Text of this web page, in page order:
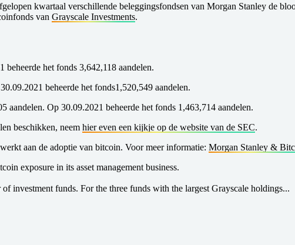
kwartaal verschillende beleggingsfondsen van Morgan Stanley de
van Grayscale Investments.
het fonds 3,642,118 aandelen.
beheerde het fonds1,520,549 aandelen.
Op 30.09.2021 beheerde het fonds 1,463,714 aandelen.
beschikken, neem hier even een kijkje op de website van de SEC.
aan de adoptie van bitcoin. Voor meer informatie: Morgan Stanley &
exposure in its asset management business.
investment funds. For the three funds with the largest Grayscale holdings...